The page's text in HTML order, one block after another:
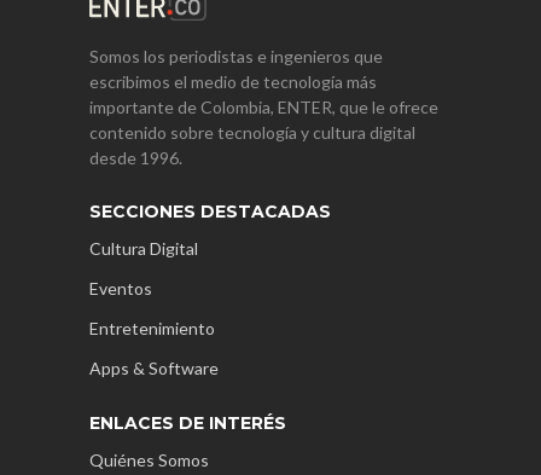
Somos los periodistas e ingenieros que
escribimos el medio de tecnología más
importante de Colombia, ENTER, que le ofrece
contenido sobre tecnología y cultura digital
desde 1996.
SECCIONES DESTACADAS
Cultura Digital
Eventos
Entretenimiento
Apps & Software
ENLACES DE INTERÉS
Quiénes Somos